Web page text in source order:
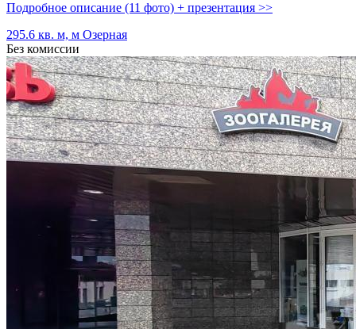
Подробное описание (11 фото) + презентация >>
295.6 кв. м, м Озерная
Без комиссии